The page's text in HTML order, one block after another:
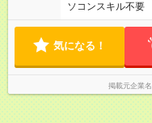
ソコンスキル不要
気になる！
掲載元企業名